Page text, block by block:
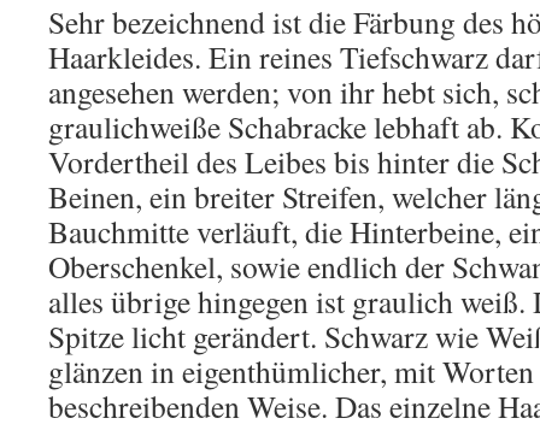
Sehr bezeichnend ist die Färbung des
Haarkleides. Ein reines Tiefschwarz
angesehen werden; von ihr hebt sich,
graulichweiße Schabracke lebhaft ab.
Vordertheil des Leibes bis hinter die
Beinen, ein breiter Streifen, welcher
Bauchmitte verläuft, die Hinterbeine,
Oberschenkel, sowie endlich der
alles übrige hingegen ist graulich weiß.
Spitze licht gerändert. Schwarz wie
glänzen in eigenthümlicher, mit
beschreibenden Weise. Das einzelne